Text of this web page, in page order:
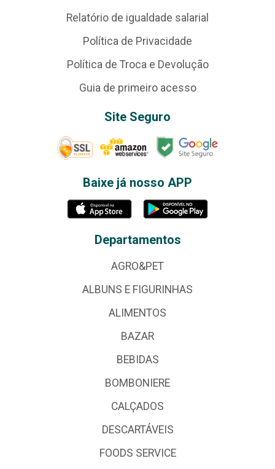
Relatório de igualdade salarial
Política de Privacidade
Política de Troca e Devolução
Guia de primeiro acesso
Site Seguro
Baixe já nosso APP
Departamentos
AGRO&PET
ALBUNS E FIGURINHAS
ALIMENTOS
BAZAR
BEBIDAS
BOMBONIERE
CALÇADOS
DESCARTÁVEIS
FOODS SERVICE